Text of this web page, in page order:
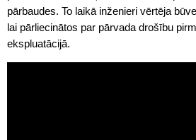
pārbaudes. To laikā inženieri vērtēja
lai pārliecinātos par pārvada drošību
ekspluatācijā.